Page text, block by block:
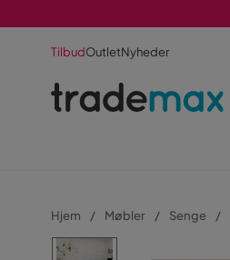
TilbudOutletNyheder
Hjem Møbler Senge